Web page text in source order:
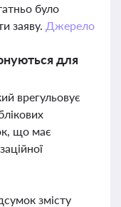
було
заяву. Джерело
для
врегульовує
що має
змісту